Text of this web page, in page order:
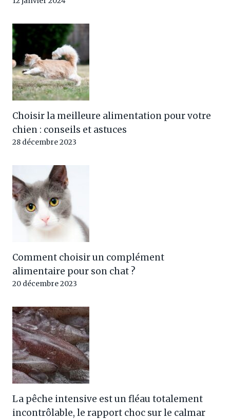
Choisir la meilleure alimentation pour votre
chien : conseils et astuces
28 décembre 2023
Comment choisir un complément
alimentaire pour son chat ?
20 décembre 2023
La pêche intensive est un fléau totalement
incontrôlable, le rapport choc sur le calmar